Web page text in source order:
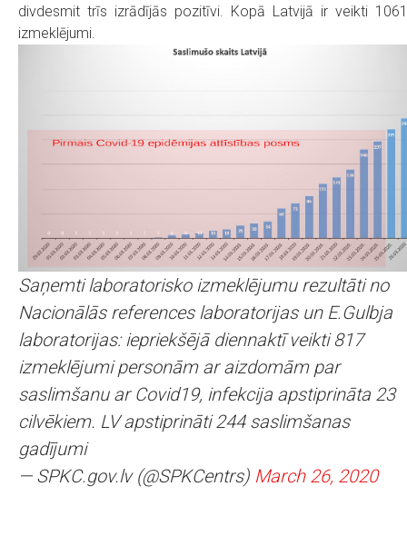
divdesmit trīs izrādījās pozitīvi. Kopā Latvijā ir veikti
izmeklējumi.
Saņemti laboratorisko izmeklējumu rezultāti no
Nacionālās references laboratorijas un E.Gulbja
laboratorijas: iepriekšējā diennaktī veikti 817
izmeklējumi personām ar aizdomām par
saslimšanu ar Covid19, infekcija apstiprināta 23
cilvēkiem. LV apstiprināti 244 saslimšanas
gadījumi
— SPKC.gov.lv (@SPKCentrs) March 26, 2020